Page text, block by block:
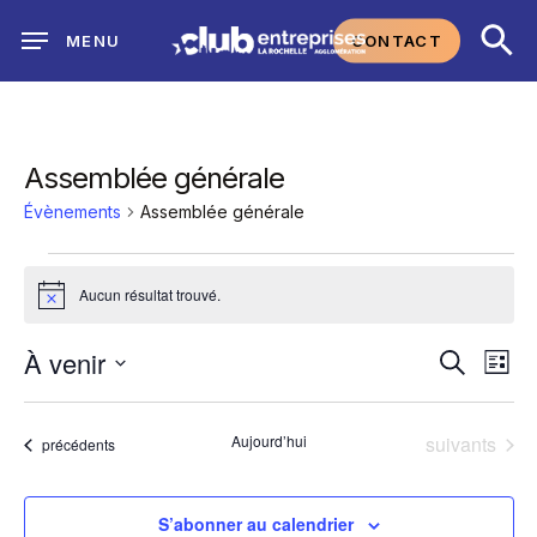
main
CONTACT
MENU
Assemblée générale
Évènements Assemblée générale
Évènements
Notice Aucun résultat trouvé.
et
Recherche
de
Liste
À venir
Sélectionnez
Évènements
précédents Aujourd’hui Évènements
suivants
S’abonner au calendrier